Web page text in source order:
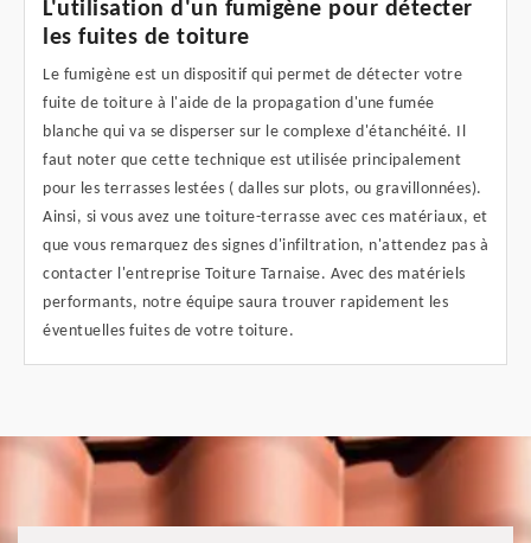
L'utilisation d'un fumigène pour détecter
les fuites de toiture
Le fumigène est un dispositif qui permet de détecter votre
fuite de toiture à l'aide de la propagation d'une fumée
blanche qui va se disperser sur le complexe d'étanchéité. Il
faut noter que cette technique est utilisée principalement
pour les terrasses lestées ( dalles sur plots, ou gravillonnées).
Ainsi, si vous avez une toiture-terrasse avec ces matériaux, et
que vous remarquez des signes d'infiltration, n'attendez pas à
contacter l'entreprise Toiture Tarnaise. Avec des matériels
performants, notre équipe saura trouver rapidement les
éventuelles fuites de votre toiture.